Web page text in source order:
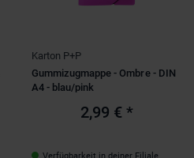
Karton P+P
Gummizugmappe - Ombre - DIN
A4 - blau/pink
2,99 € *
Verfügbarkeit in deiner Filiale